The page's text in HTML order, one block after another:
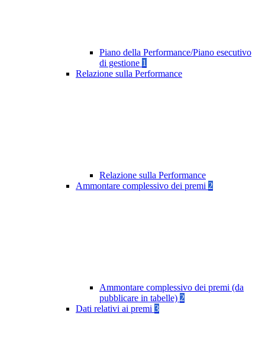
Piano della Performance/Piano esecutivo
di gestione 1
Relazione sulla Performance
Relazione sulla Performance
Ammontare complessivo dei premi 2
Ammontare complessivo dei premi (da
pubblicare in tabelle) 2
Dati relativi ai premi 3